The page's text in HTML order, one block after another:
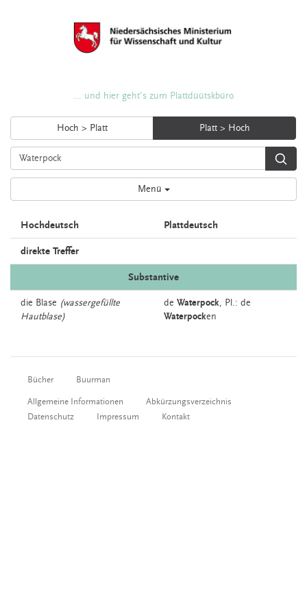
... und hier geht's zum Plattdüütskbüro
Hoch > Platt Platt > Hoch
Menü
Hochdeutsch Plattdeutsch
direkte Treffer
Substantive
die Blase (wassergefüllte
Hautblase)
de Waterpock, Pl.: de
Waterpocken
Bücher Buurman
Allgemeine Informationen
Abkürzungsverzeichnis
Datenschutz
Impressum Kontakt